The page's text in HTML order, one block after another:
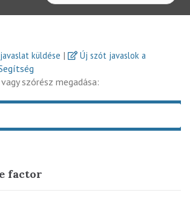
küldése |
Új szót javaslok a
szórész megadása:
factor